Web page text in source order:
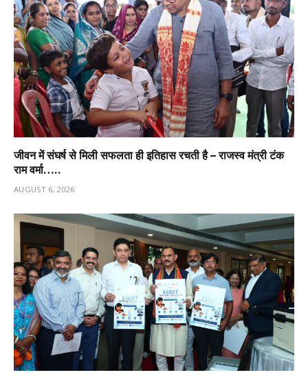
जीवन में संघर्ष से मिली सफलता ही इतिहास रचती है – राजस्व मंत्री टंक
राम वर्मा…..
AUGUST 6, 2026